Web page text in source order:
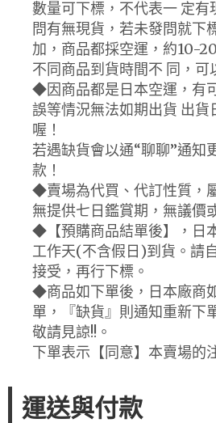
數量可下標，不代表一 定有
問有無現貨，若未發問就下
加，商品都採空運，約10-
不同商品到貨時間不 同，
◆因商品都是日本空運，有
誤等情況無法如期出貨 出貨
喔！
若遇缺貨會以通“聊聊”通知
款！
◆賣場為代買、代訂性質，
無提供七日鑑賞期，無議價
◆【預購商品結單後】，日
工作天(不含假日)到貨。請
接受，再行下標。
◆商品如下單後，日本廠商
單，『缺貨』則通知重新下
敬請見諒!!。
下單表示【同意】本賣場的
運送與付款